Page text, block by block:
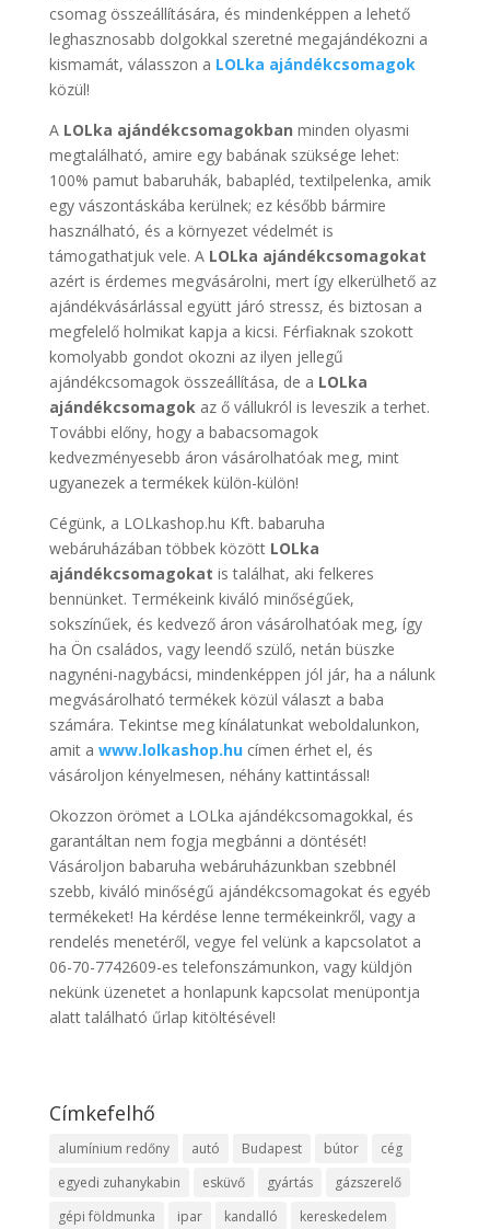
csomag összeállítására, és mindenképpen a lehető
leghasznosabb dolgokkal szeretné megajándékozni a
kismamát, válasszon a LOLka ajándékcsomagok
közül!
A LOLka ajándékcsomagokban minden olyasmi
megtalálható, amire egy babának szüksége lehet:
100% pamut babaruhák, babapléd, textilpelenka, amik
egy vászontáskába kerülnek; ez később bármire
használható, és a környezet védelmét is
támogathatjuk vele. A LOLka ajándékcsomagokat
azért is érdemes megvásárolni, mert így elkerülhető az
ajándékvásárlással együtt járó stressz, és biztosan a
megfelelő holmikat kapja a kicsi. Férfiaknak szokott
komolyabb gondot okozni az ilyen jellegű
ajándékcsomagok összeállítása, de a LOLka
ajándékcsomagokaz ő vállukról is leveszik a terhet.
További előny, hogy a babacsomagok
kedvezményesebb áron vásárolhatóak meg, mint
ugyanezek a termékek külön-külön!
Cégünk, a LOLkashop.hu Kft. babaruha
webáruházában többek között LOLka
ajándékcsomagokat is találhat, aki felkeres
bennünket. Termékeink kiváló minőségűek,
sokszínűek, és kedvező áron vásárolhatóak meg, így
ha Ön családos, vagy leendő szülő, netán büszke
nagynéni-nagybácsi, mindenképpen jól jár, ha a nálunk
megvásárolható termékek közül választ a baba
számára. Tekintse meg kínálatunkat weboldalunkon,
amit a www.lolkashop.hucímen érhet el, és
vásároljon kényelmesen, néhány kattintással!
Okozzon örömet a LOLka ajándékcsomagokkal, és
garantáltan nem fogja megbánni a döntését!
Vásároljon babaruha webáruházunkban szebbnél
szebb, kiváló minőségű ajándékcsomagokat és egyéb
termékeket! Ha kérdése lenne termékeinkről, vagy a
rendelés menetéről, vegye fel velünk a kapcsolatot a
06-70-7742609-es telefonszámunkon, vagy küldjön
nekünk üzenetet a honlapunk kapcsolat menüpontja
alatt található űrlap kitöltésével!
Címkefelhő
alumínium redőny autó Budapest bútor
cég
egyedi zuhanykabin
esküvő gyártás
gázszerelő
gépi földmunka
ipar kandalló kereskedelem